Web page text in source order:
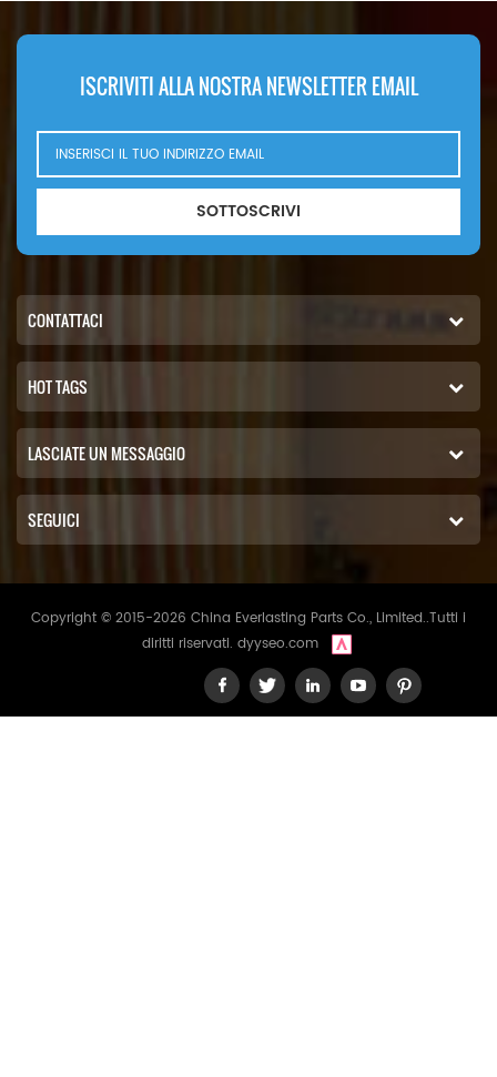
ISCRIVITI ALLA NOSTRA NEWSLETTER EMAIL
SOTTOSCRIVI
CONTATTACI
HOT TAGS
LASCIATE UN MESSAGGIO
SEGUICI
Copyright © 2015-2026 China Everlasting Parts Co., Limited..Tutti i
diritti riservati. dyyseo.com